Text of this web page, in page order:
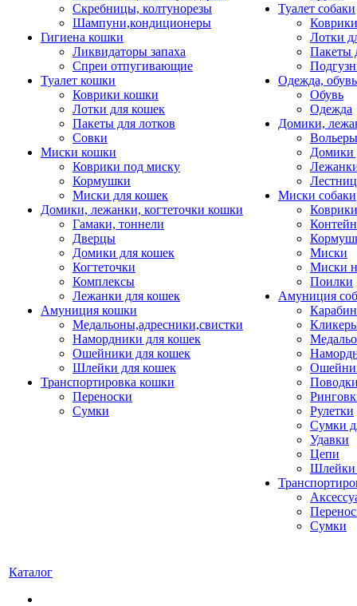
Скребницы, колтунорезы
Шампуни,кондиционеры
Гигиена кошки
Ликвидаторы запаха
Спреи отпугивающие
Туалет кошки
Коврики кошки
Лотки для кошек
Пакеты для лотков
Совки
Миски кошки
Коврики под миску
Кормушки
Миски для кошек
Домики, лежанки, когтеточки кошки
Гамаки, тоннели
Дверцы
Домики для кошек
Когтеточки
Комплексы
Лежанки для кошек
Амуниция кошки
Медальоны,адресники,свистки
Намордники для кошек
Ошейники для кошек
Шлейки для кошек
Транспортировка кошки
Переноски
Сумки
Туалет собаки
Коврики
Лотки
Пакеты
Одежда, обувь
Обувь
Одежда
Домики,
Домики
Миски собаки
Миски
Миски
Поилки
Амуниция
Рулетки
Сумки
Удавки
Цепи
Шлейки
Сумки
Каталог